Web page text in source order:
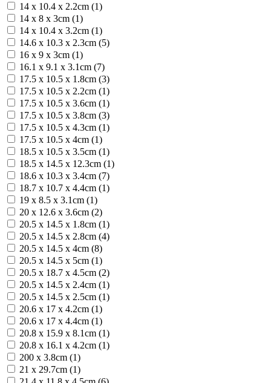
14 x 10.4 x 2.2cm (1)
14 x 8 x 3cm (1)
14 х 10.4 х 3.2cm (1)
14.6 x 10.3 x 2.3cm (5)
16 x 9 x 3cm (1)
16.1 x 9.1 x 3.1cm (7)
17.5 x 10.5 x 1.8cm (3)
17.5 x 10.5 x 2.2cm (1)
17.5 x 10.5 x 3.6cm (1)
17.5 x 10.5 x 3.8cm (3)
17.5 x 10.5 x 4.3cm (1)
17.5 x 10.5 x 4cm (1)
18.5 x 10.5 x 3.5cm (1)
18.5 x 14.5 x 12.3cm (1)
18.6 x 10.3 x 3.4cm (7)
18.7 х 10.7 х 4.4cm (1)
19 x 8.5 x 3.1cm (1)
20 x 12.6 x 3.6cm (2)
20.5 x 14.5 x 1.8cm (1)
20.5 x 14.5 x 2.8cm (4)
20.5 x 14.5 x 4cm (8)
20.5 x 14.5 x 5cm (1)
20.5 x 18.7 x 4.5cm (2)
20.5 х 14.5 х 2.4cm (1)
20.5 х 14.5 х 2.5cm (1)
20.6 x 17 x 4.2cm (1)
20.6 x 17 x 4.4cm (1)
20.8 х 15.9 х 8.1cm (1)
20.8 х 16.1 х 4.2cm (1)
200 x 3.8cm (1)
21 x 29.7cm (1)